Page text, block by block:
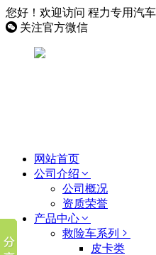
您好！欢迎访问 程力专用汽
关注官方微信
网站首页
公司介绍
公司概况
资质荣誉
产品中心
救险车系列
皮卡类